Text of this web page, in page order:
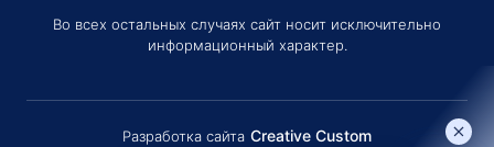
Во всех остальных случаях сайт носит исключительно
информационный характер.
Разработка сайта Creative Custom